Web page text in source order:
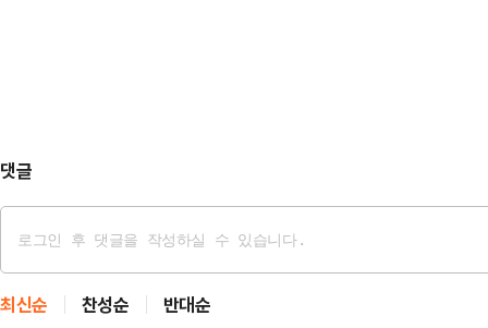
댓글
최신순 찬성순 반대순